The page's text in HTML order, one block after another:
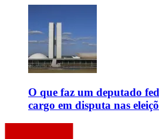
O que faz um deputado
cargo em disputa nas